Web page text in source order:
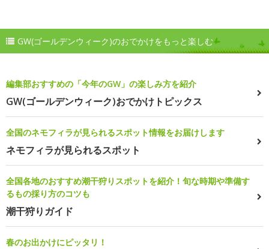
GW(ゴールデンウィーク)のおでかけをもっと楽しむ
編集部おすすめの「今年のGW」の楽しみ方を紹介
GW(ゴールデンウィーク)おでかけトピックス
全国のネモフィラが見られるスポット情報をお届けします
ネモフィラが見られるスポット
全国各地のおすすめ潮干狩りスポットを紹介！旬な時期や準備す
るもの採り方のコツも
潮干狩りガイド
春のお出かけにピッタリ！